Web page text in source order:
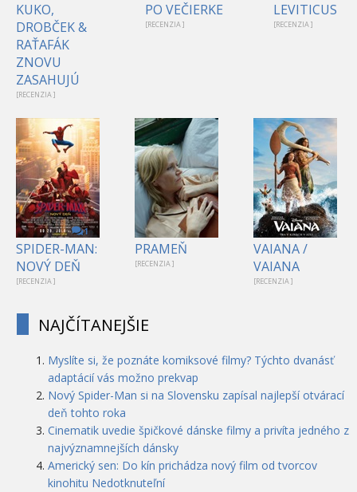
KUKO,
DROBČEK &
RAŤAFÁK
ZNOVU
ZASAHUJÚ
[RECENZIA ]
PO VEČIERKE
[RECENZIA ]
LEVITICUS
[RECENZIA ]
1
SPIDER-MAN:
NOVÝ DEŇ
[RECENZIA ]
PRAMEŇ
[RECENZIA ]
VAIANA /
VAIANA
[RECENZIA ]
NAJČÍTANEJŠIE
Myslíte si, že poznáte komiksové filmy? Týchto dvanásť
adaptácií vás možno prekvap
Nový Spider-Man si na Slovensku zapísal najlepší otvárací
deň tohto roka
Cinematik uvedie špičkové dánske filmy a privíta jedného z
najvýznamnejších dánsky
Americký sen: Do kín prichádza nový film od tvorcov
kinohitu Nedotknuteľní